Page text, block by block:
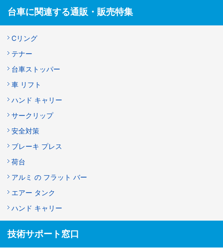
台車に関連する通販・販売特集
Cリング
テナー
台車ストッパー
車 リフト
ハンド キャリー
サークリップ
安全対策
ブレーキ プレス
荷台
アルミ の フラット バー
エアー タンク
ハンド キャリー
技術サポート窓口